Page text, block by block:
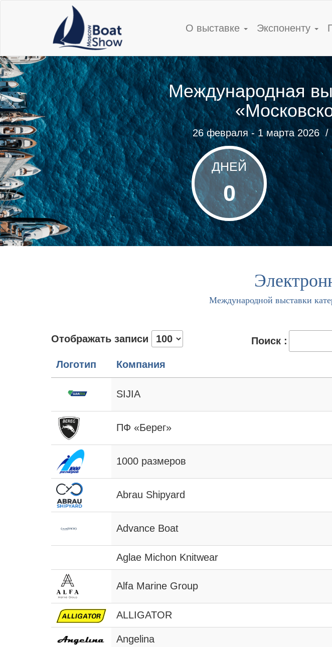
О выставке Экспоненту
Международная
26 февраля - 1 марта 2026
ДНЕЙ
0
Международной выставки
Отображать записи Поиск :
Логотип Компания
SIJIA
ПФ «Берег»
1000 размеров
Abrau Shipyard
Advance Boat
Aglae Michon Knitwear
Alfa Marine Group
ALLIGATOR
Angelina